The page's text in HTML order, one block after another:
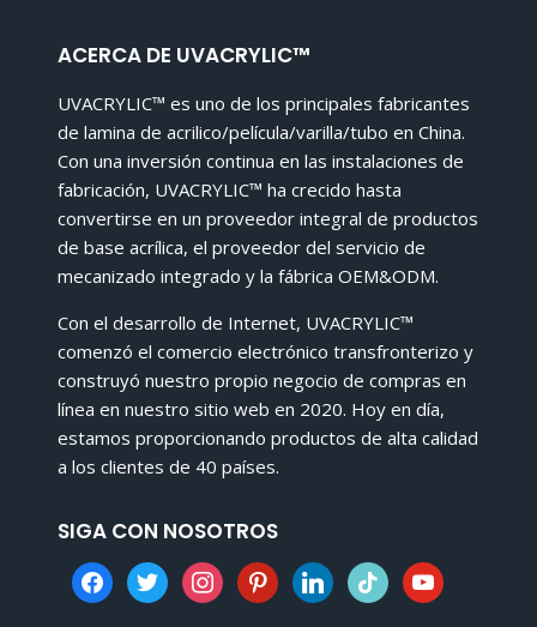
ACERCA DE UVACRYLIC™
UVACRYLIC™ es uno de los principales fabricantes
de lamina de acrilico/película/varilla/tubo en China.
Con una inversión continua en las instalaciones de
fabricación, UVACRYLIC™ ha crecido hasta
convertirse en un proveedor integral de productos
de base acrílica, el proveedor del servicio de
mecanizado integrado y la fábrica OEM&ODM.
Con el desarrollo de Internet, UVACRYLIC™
comenzó el comercio electrónico transfronterizo y
construyó nuestro propio negocio de compras en
línea en nuestro sitio web en 2020. Hoy en día,
estamos proporcionando productos de alta calidad
a los clientes de 40 países.
SIGA CON NOSOTROS
facebooktwitterinstagrampinterestlinkedintiktok youtube